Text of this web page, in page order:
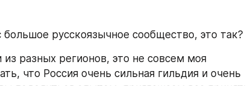
русскоязычное сообщество, это так?
из разных регионов, это не совсем моя
что Россия очень сильная гильдия и очень